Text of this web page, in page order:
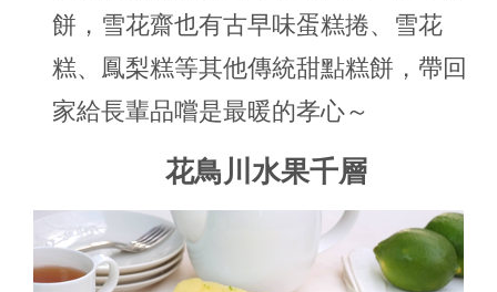
餅，雪花齋也有古早味蛋糕捲、雪花
糕、鳳梨糕等其他傳統甜點糕餅，帶回
家給長輩品嚐是最暖的孝心～
花鳥川水果千層